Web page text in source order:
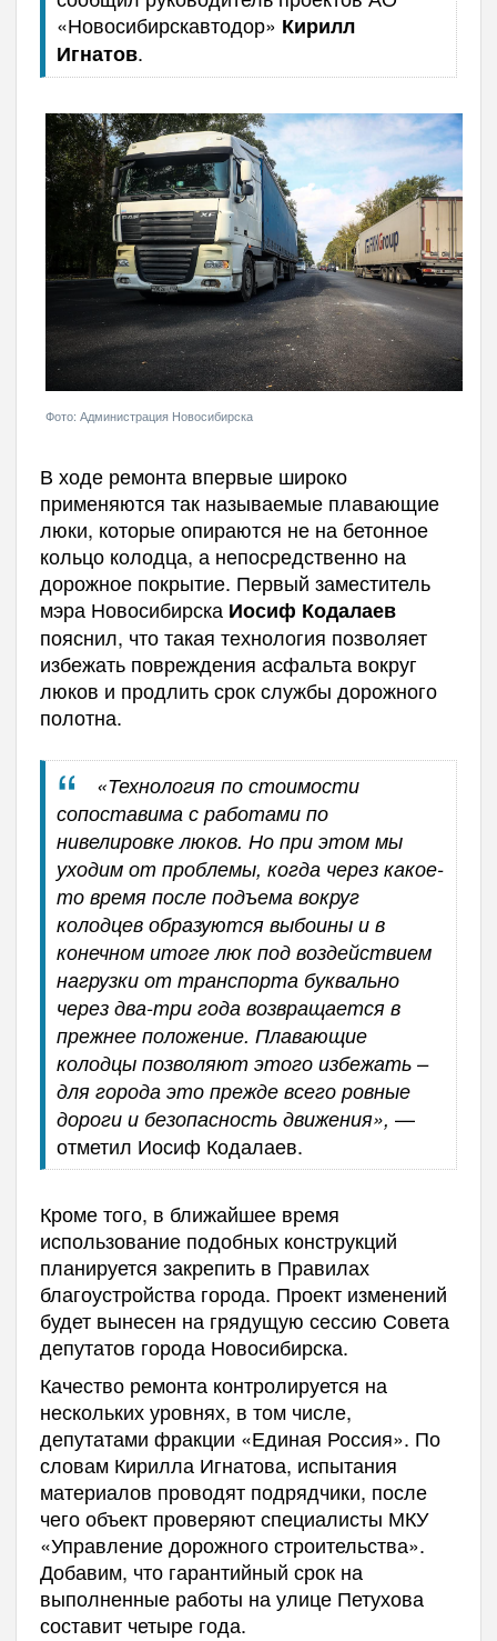
«Новосибирскавтодор» Кирилл
Игнатов.
Фото: Администрация Новосибирска
В ходе ремонта впервые широко
применяются так называемые плавающие
люки, которые опираются не на бетонное
кольцо колодца, а непосредственно на
дорожное покрытие. Первый заместитель
мэра Новосибирска Иосиф Кодалаев
пояснил, что такая технология позволяет
избежать повреждения асфальта вокруг
люков и продлить срок службы дорожного
полотна.
«Технология по стоимости
сопоставима с работами по
нивелировке люков. Но при этом мы
уходим от проблемы, когда через какое-
то время после подъема вокруг
колодцев образуются выбоины и в
конечном итоге люк под воздействием
нагрузки от транспорта буквально
через два-три года возвращается в
прежнее положение. Плавающие
колодцы позволяют этого избежать –
для города это прежде всего ровные
дороги и безопасность движения», —
отметил Иосиф Кодалаев.
Кроме того, в ближайшее время
использование подобных конструкций
планируется закрепить в Правилах
благоустройства города. Проект изменений
будет вынесен на грядущую сессию Совета
депутатов города Новосибирска.
Качество ремонта контролируется на
нескольких уровнях, в том числе,
депутатами фракции «Единая Россия». По
словам Кирилла Игнатова, испытания
материалов проводят подрядчики, после
чего объект проверяют специалисты МКУ
«Управление дорожного строительства».
Добавим, что гарантийный срок на
выполненные работы на улице Петухова
составит четыре года.